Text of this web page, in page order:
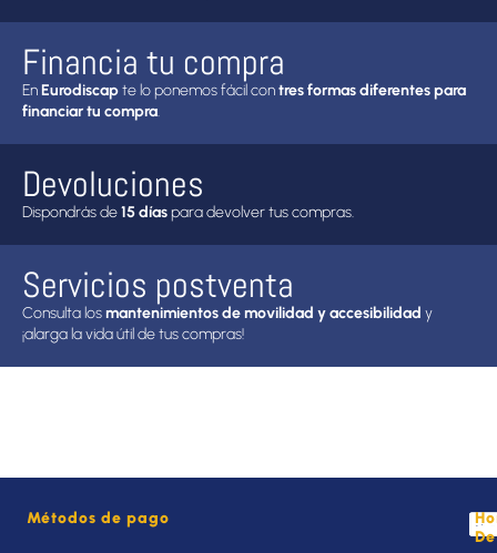
Financia tu compra
EnEurodiscapte lo ponemos fácil contres formas diferentes para
financiar tu compra.
Devoluciones
Dispondrás de15 díaspara devolver tus compras.
Servicios postventa
Consulta losmantenimientos de movilidad y accesibilidad y
¡alarga la vida útil de tus compras!
Métodos de pago